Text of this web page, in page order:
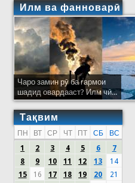
Илм ва фанноварӣ
Чаро замин рӯ ба гармои
шадид овардааст? Илм чӣ...
Тақвим
ПН ВТ СР ЧТ ПТ СБ
ВС
1
2 3 4 5 6
7
8
9 10 11 12 13
14
15
16 17 18 19 20
21